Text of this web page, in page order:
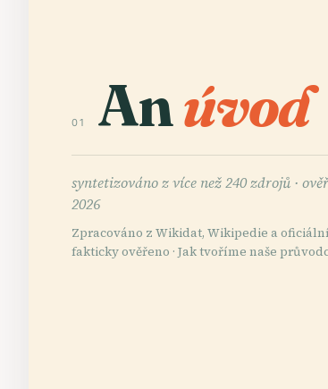
01 Anúvod
syntetizováno z více než 240 zdrojů ·
2026
Zpracováno z Wikidat, Wikipedie a
fakticky ověřeno · Jak tvoříme naše